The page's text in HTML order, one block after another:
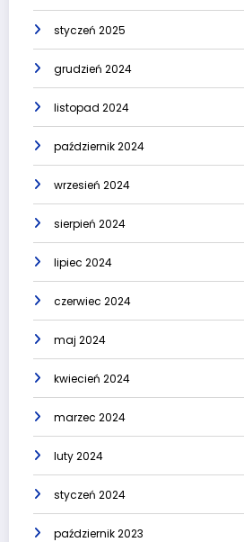
styczeń 2025
grudzień 2024
listopad 2024
październik 2024
wrzesień 2024
sierpień 2024
lipiec 2024
czerwiec 2024
maj 2024
kwiecień 2024
marzec 2024
luty 2024
styczeń 2024
październik 2023